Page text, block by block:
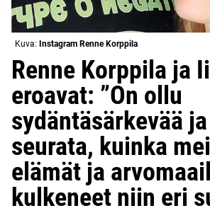
Kuva: Instagram Renne Korppila
Renne Korppila ja
eroavat: ”On ollu
sydäntäsärkevää
seurata, kuinka
elämät ja
kulkeneet niin eri